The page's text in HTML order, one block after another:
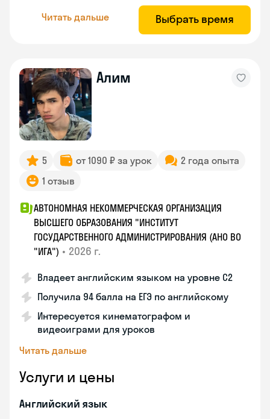
Читать дальше Выбрать время
Алим
5 от 1090 ₽ за урок
2 года опыта
1 отзыв
АВТОНОМНАЯ НЕКОММЕРЧЕСКАЯ ОРГАНИЗАЦИЯ
ВЫСШЕГО ОБРАЗОВАНИЯ "ИНСТИТУТ
ГОСУДАРСТВЕННОГО АДМИНИСТРИРОВАНИЯ (АНО ВО
"ИГА") • 2026 г.
Владеет английским языком на уровне С2
Получила 94 балла на ЕГЭ по английскому
Интересуется кинематографом и
видеоиграми для уроков
Читать дальше
Услуги и цены
Английский язык